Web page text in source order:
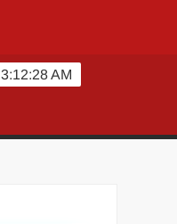
3:12:30 AM